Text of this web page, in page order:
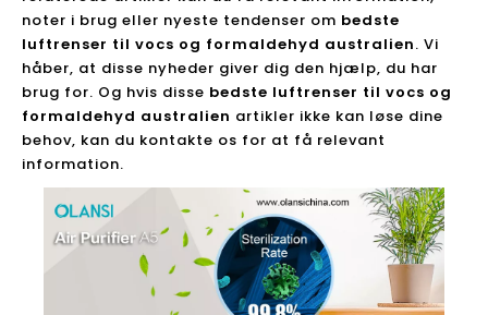
noter i brug eller nyeste tendenser om bedste
luftrenser til vocs og formaldehyd australien. Vi
håber, at disse nyheder giver dig den hjælp, du har
brug for. Og hvis disse bedste luftrenser til vocs og
formaldehyd australien artikler ikke kan løse dine
behov, kan du kontakte os for at få relevant
information.